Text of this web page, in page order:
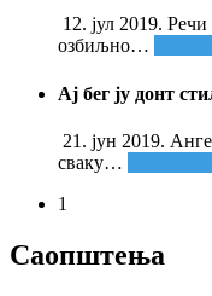
12. јул 2019.
озбиљно…
Ај бег ју донт
21. јун 2019.
сваку…
1
Саопштења